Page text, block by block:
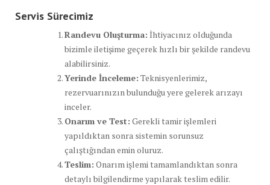
Servis Sürecimiz
Randevu Oluşturma: İhtiyacınız olduğunda
bizimle iletişime geçerek hızlı bir şekilde randevu
alabilirsiniz.
Yerinde İnceleme: Teknisyenlerimiz,
rezervuarınızın bulunduğu yere gelerek arızayı
inceler.
Onarım ve Test: Gerekli tamir işlemleri
yapıldıktan sonra sistemin sorunsuz
çalıştığından emin oluruz.
Teslim: Onarım işlemi tamamlandıktan sonra
detaylı bilgilendirme yapılarak teslim edilir.